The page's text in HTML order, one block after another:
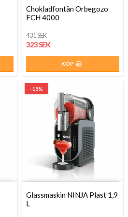
Chokladfontän Orbegozo
FCH 4000
431 SEK
323 SEK
KÖP
- 15%
Glassmaskin NINJA Plast 1,9
L